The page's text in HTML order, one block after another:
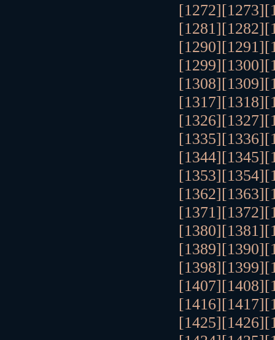
[1272][1273]
[1281][1282]
[1290][1291]
[1299][1300]
[1308][1309]
[1317][1318]
[1326][1327]
[1335][1336]
[1344][1345]
[1353][1354]
[1362][1363]
[1371][1372]
[1380][1381]
[1389][1390]
[1398][1399]
[1407][1408]
[1416][1417]
[1425][1426]